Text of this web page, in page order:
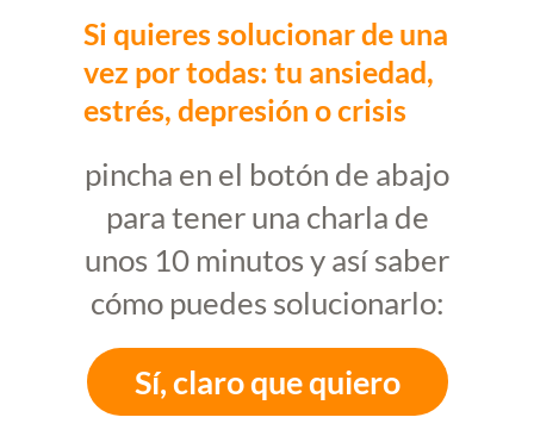
Si quieres solucionar de una
vez por todas: tu ansiedad,
estrés, depresión o crisis
pincha en el botón de abajo
para tener una charla de
unos 10 minutos y así saber
cómo puedes solucionarlo:
Sí, claro que quiero